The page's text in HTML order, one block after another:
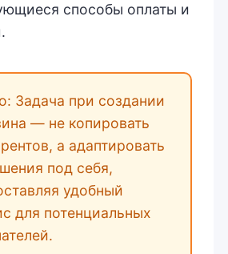
способы оплаты и
Задача при создании
— не копировать
а адаптировать
под себя,
удобный
для потенциальных